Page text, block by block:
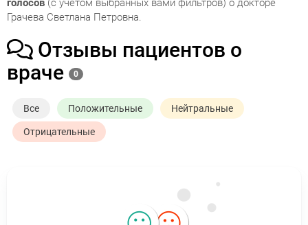
голосов (с учетом выбранных вами фильтров) о докторе
Грачева Светлана Петровна.
Отзывы пациентов о
враче
0
Все Положительные Нейтральные
Отрицательные